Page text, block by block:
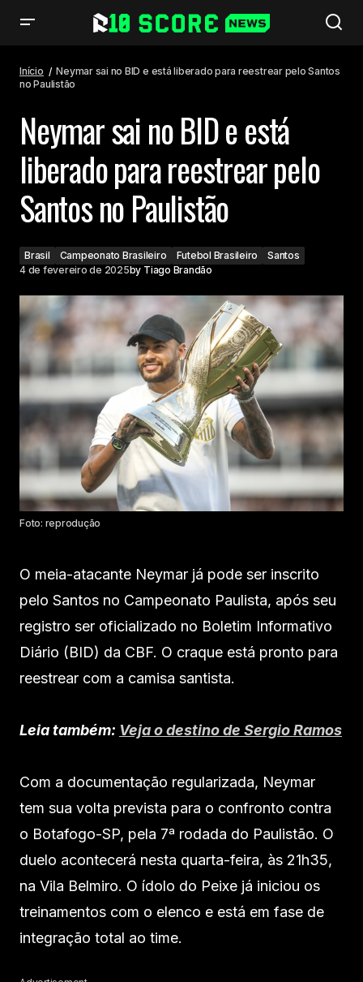
Paulistão
Início
Neymar sai no BID e está liberado para reestrear pelo Santos
no Paulistão
Neymar sai no BID e está
liberado para reestrear pelo
Santos no Paulistão
Brasil Campeonato Brasileiro Futebol Brasileiro
Santos
4 de fevereiro de 2025by Tiago Brandão
Foto: reprodução
O meia-atacante Neymar já pode ser inscrito
pelo Santos no Campeonato Paulista, após seu
registro ser oficializado no Boletim Informativo
Diário (BID) da CBF. O craque está pronto para
reestrear com a camisa santista.
Leia também: Veja o destino de Sergio Ramos
Com a documentação regularizada, Neymar
tem sua volta prevista para o confronto contra
o Botafogo-SP, pela 7ª rodada do Paulistão. O
duelo acontecerá nesta quarta-feira, às 21h35,
na Vila Belmiro. O ídolo do Peixe já iniciou os
treinamentos com o elenco e está em fase de
integração total ao time.